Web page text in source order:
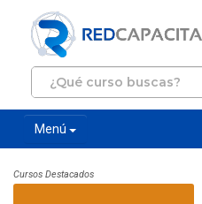
Menú
Cursos Destacados